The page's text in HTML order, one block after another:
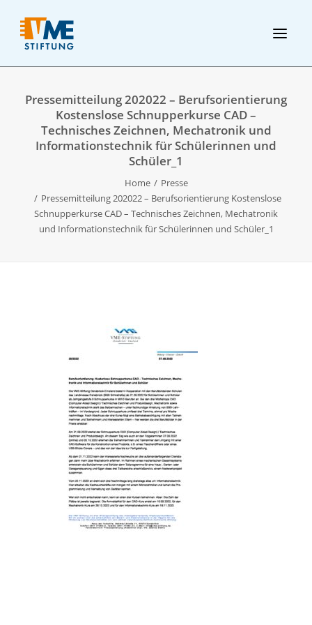
Pressemitteilung 202022 – Berufsorientierung
Kostenslose Schnupperkurse CAD –
Technisches Zeichnen, Mechatronik und
Informationstechnik für Schülerinnen und
Schüler_1
Home
Presse
Pressemitteilung 202022 – Berufsorientierung Kostenslose
Schnupperkurse CAD – Technisches Zeichnen, Mechatronik
und Informationstechnik für Schülerinnen und Schüler_1